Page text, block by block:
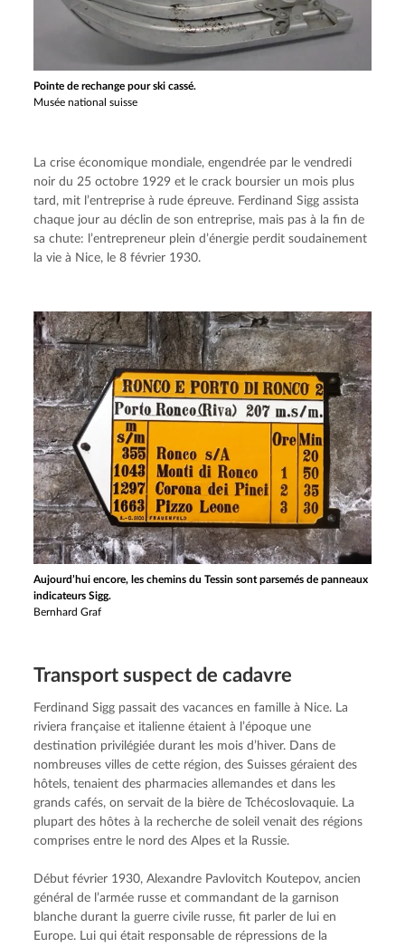
Pointe de rechange pour ski cassé.
Musée national suisse
La crise économique mondiale, engendrée par le vendredi
noir du 25 octobre 1929 et le crack boursier un mois plus
tard, mit l’entreprise à rude épreuve. Ferdinand Sigg assista
chaque jour au déclin de son entreprise, mais pas à la fin de
sa chute: l’entrepreneur plein d’énergie perdit soudainement
la vie à Nice, le 8 février 1930.
Aujourd’hui encore, les chemins du Tessin sont parsemés de panneaux
indicateurs Sigg.
Bernhard Graf
Transport suspect de cadavre
Ferdinand Sigg passait des vacances en famille à Nice. La
riviera française et italienne étaient à l’époque une
destination privilégiée durant les mois d’hiver. Dans de
nombreuses villes de cette région, des Suisses géraient des
hôtels, tenaient des pharmacies allemandes et dans les
grands cafés, on servait de la bière de Tchécoslovaquie. La
plupart des hôtes à la recherche de soleil venait des régions
comprises entre le nord des Alpes et la Russie.
Début février 1930, Alexandre Pavlovitch Koutepov, ancien
général de l’armée russe et commandant de la garnison
blanche durant la guerre civile russe, fit parler de lui en
Europe. Lui qui était responsable de répressions de la